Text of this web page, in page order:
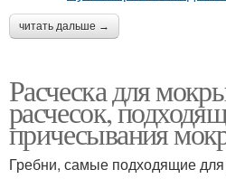
читать дальше →
Расческа для
расчесок,
причесывания
Гребни, самые подходящие